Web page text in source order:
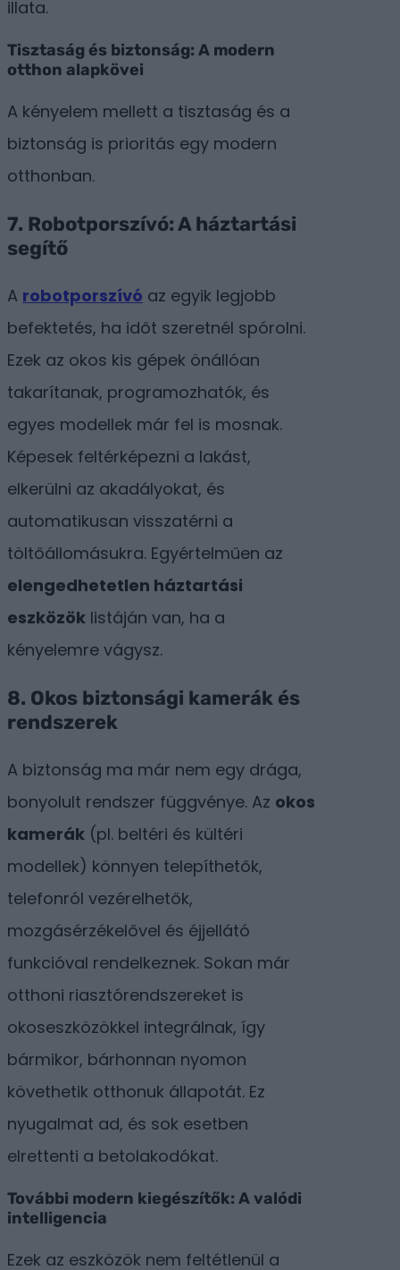
illata.
Tisztaság és biztonság: A modern
otthon alapkövei
A kényelem mellett a tisztaság és a
biztonság is prioritás egy modern
otthonban.
7. Robotporszívó: A háztartási
segítő
A robotporszívó az egyik legjobb
befektetés, ha időt szeretnél spórolni.
Ezek az okos kis gépek önállóan
takarítanak, programozhatók, és
egyes modellek már fel is mosnak.
Képesek feltérképezni a lakást,
elkerülni az akadályokat, és
automatikusan visszatérni a
töltőállomásukra. Egyértelműen az
elengedhetetlen háztartási
eszközök listáján van, ha a
kényelemre vágysz.
8. Okos biztonsági kamerák és
rendszerek
A biztonság ma már nem egy drága,
bonyolult rendszer függvénye. Az okos
kamerák (pl. beltéri és kültéri
modellek) könnyen telepíthetők,
telefonról vezérelhetők,
mozgásérzékelővel és éjjellátó
funkcióval rendelkeznek. Sokan már
otthoni riasztórendszereket is
okoseszközökkel integrálnak, így
bármikor, bárhonnan nyomon
követhetik otthonuk állapotát. Ez
nyugalmat ad, és sok esetben
elrettenti a betolakodókat.
További modern kiegészítők: A valódi
intelligencia
Ezek az eszközök nem feltétlenül a